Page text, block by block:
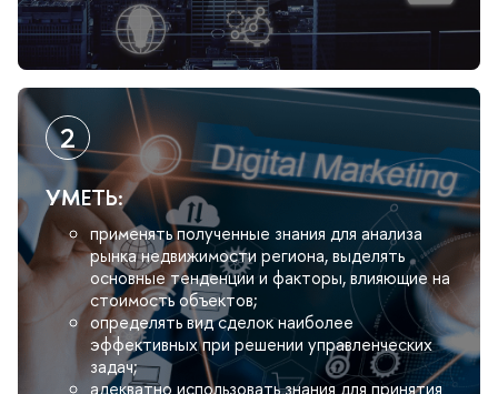
УМЕТЬ:
применять полученные знания для анализа
рынка недвижимости региона, выделять
основные тенденции и факторы, влияющие на
стоимость объектов;
определять вид сделок наиболее
эффективных при решении управленческих
задач;
адекватно использовать знания для принятия